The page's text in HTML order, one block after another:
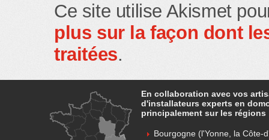
Ce site utilise Akismet
plus sur la façon dont
traitées.
En collaboration avec vos
d'installateurs experts en
principalement sur les régions
Bourgogne (l'Yonne, la Côte-